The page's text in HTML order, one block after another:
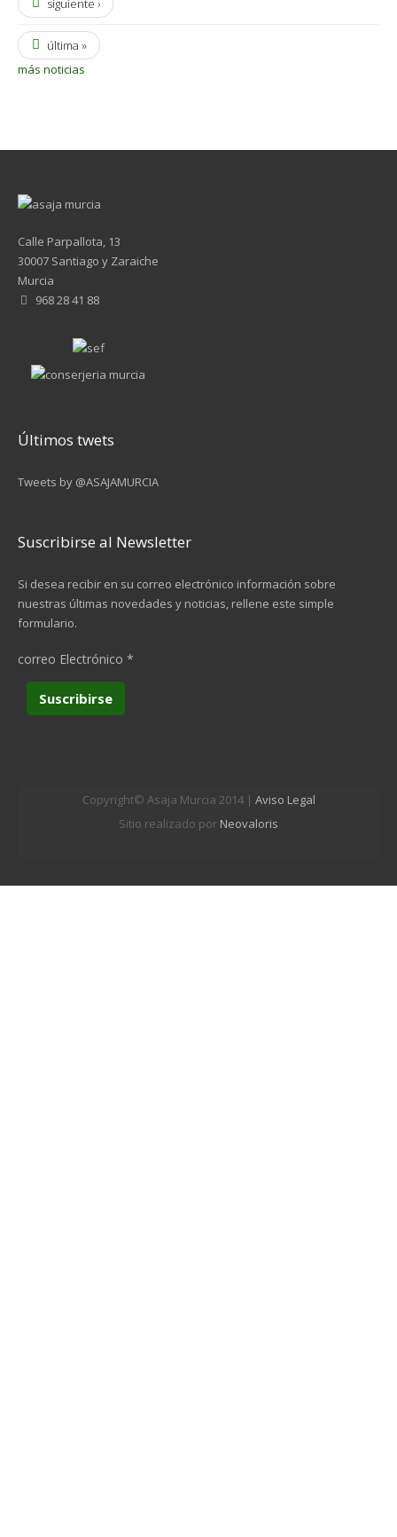
siguiente ›
última »
más noticias
Calle Parpallota, 13
30007 Santiago y Zaraiche
Murcia
968 28 41 88
Últimos twets
Tweets by @ASAJAMURCIA
Suscribirse al Newsletter
Si desea recibir en su correo electrónico información sobre
nuestras últimas novedades y noticias, rellene este simple
formulario.
correo Electrónico *
Copyright© Asaja Murcia 2014 | Aviso Legal
Sitio realizado por Neovaloris